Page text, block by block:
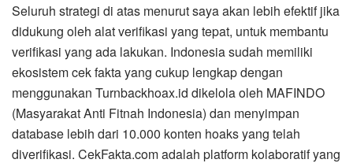
Seluruh strategi di atas menurut saya akan lebih efektif jika
didukung oleh alat verifikasi yang tepat, untuk membantu
verifikasi yang ada lakukan. Indonesia sudah memiliki
ekosistem cek fakta yang cukup lengkap dengan
menggunakan Turnbackhoax.id dikelola oleh MAFINDO
(Masyarakat Anti Fitnah Indonesia) dan menyimpan
database lebih dari 10.000 konten hoaks yang telah
diverifikasi. CekFakta.com adalah platform kolaboratif yang